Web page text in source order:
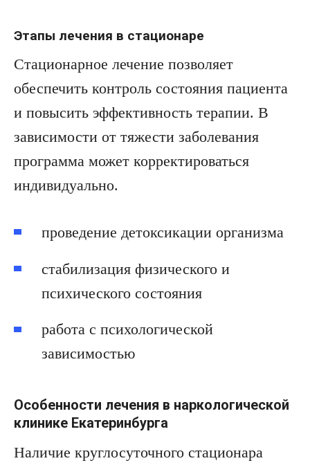
Этапы лечения в стационаре
Стационарное лечение позволяет
обеспечить контроль состояния пациента
и повысить эффективность терапии. В
зависимости от тяжести заболевания
программа может корректироваться
индивидуально.
проведение детоксикации организма
стабилизация физического и
психического состояния
работа с психологической
зависимостью
Особенности лечения в наркологической
клинике Екатеринбурга
Наличие круглосуточного стационара